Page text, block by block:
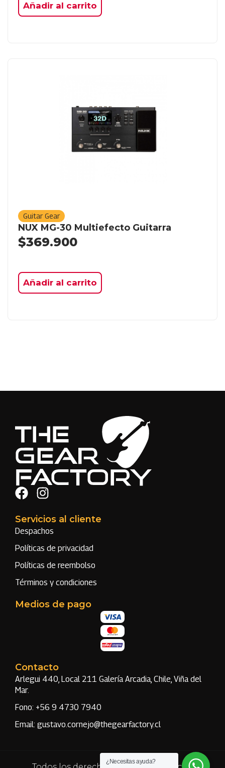
Añadir al carrito
Guitar Gear
NUX MG-30 Multiefecto Guitarra
$369.900
Añadir al carrito
Servicios al cliente
Despachos
Políticas de privacidad
Políticas de reembolso
Términos y condiciones
Medios de pago
Contacto
Arlegui 440, Local 211 Galería Arcadia, Chile, Viña del
Mar.
Fono: +56 9 4730 7940
Email: gustavo.cornejo@thegearfactory.cl
¿Necesitas ayuda?